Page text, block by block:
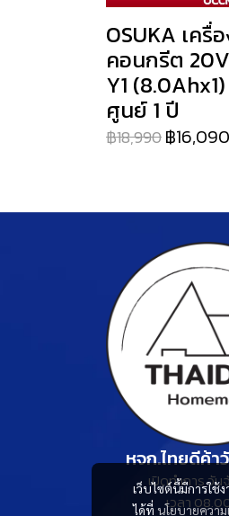
OSUKA เครื่
คอนกรีต
Y1
ศูนย์ 1 ปี
฿18,990฿16,090
เว็บไซต์นี้มีการใช้
ได้ที่ นโยบายควา
หจก.ไทยดีค้า
เปิดทำการ วัน
เวลา